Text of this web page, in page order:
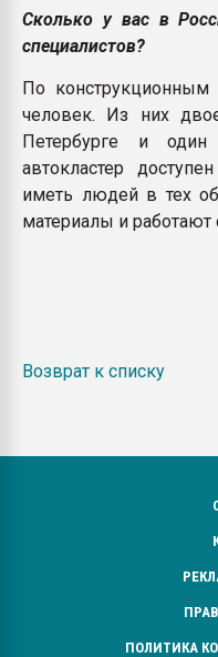
Сколько у вас в
специалистов?
По
человек. Из них
Петербурге и
автокластер
иметь людей в тех
материалы и
Возврат к списку
ПОЛИТИКА